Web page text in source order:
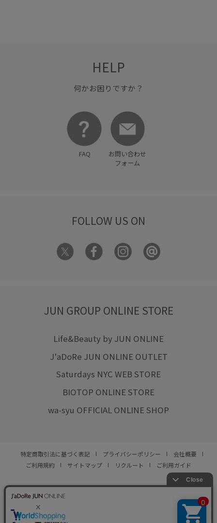
HELP
何かお困りですか？
FAQ
お問い合わせ
フォーム
FOLLOW US ON
JUN GROUP ONLINE STORE
Life&Beauty by JUN ONLINE
J'aDoRe JUN ONLINE OUTLET
Saturdays NYC WEB STORE
BIOTOP ONLINE STORE
wa-syu OFFICIAL ONLINE SHOP
特定商取引法に基づく表記 プライバシーポリシー
会社概要
ご利用規約
サイトマップ リクルート ご利用ガイド
© JUN CO.,LTD. ALL RIGHTS RESERVED.